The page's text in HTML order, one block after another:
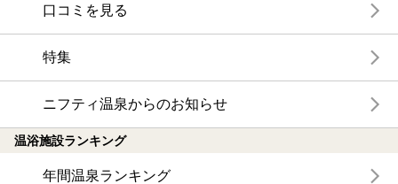
口コミを見る
特集
ニフティ温泉からのお知らせ
温浴施設ランキング
年間温泉ランキング